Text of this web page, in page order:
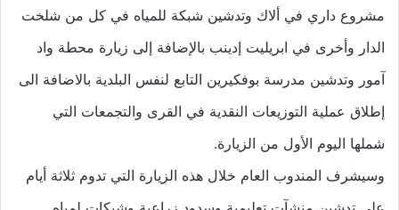
مشروع داري في ألاك وتدشين شبكة للمياه في كل من شلخت
الدار وأخرى في ابريليت إدينب بالإضافة إلى زيارة محطة واد
آمور وتدشين مدرسة بوفكيرين التابع لنفس البلدية بالاضافة الى
إطلاق عملية التوزيعات النقدية في القرى والتجمعات التي
شملها اليوم الأول من الزيارة.
وسيشرف المندوب العام خلال هذه الزيارة التي تدوم ثلاثة أيام